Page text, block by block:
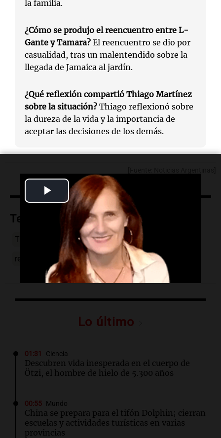
Play
Video
la familia.
¿Cómo se produjo el reencuentro entre L-
Gante y Tamara? El reencuentro se dio por
casualidad, tras un malentendido sobre la
llegada de Jamaica al jardín.
¿Qué reflexión compartió Thiago Martínez
sobre la situación? Thiago reflexionó sobre
la dureza de la vida y la importancia de
aceptar las decisiones de los demás.
Temas
Tamara Báez L-Gante Thiago Martínez
reconciliación Jamaica
Lo último
01:31 Ciencia
Descubren vida inesperada en el cuerpo de
Ötzi, el hombre de hielo de 5.300 años
00:55 Mundo
China se prepara para el tifón Dolphin; cierran
escuelas y actividades turísticas en varias
provincias